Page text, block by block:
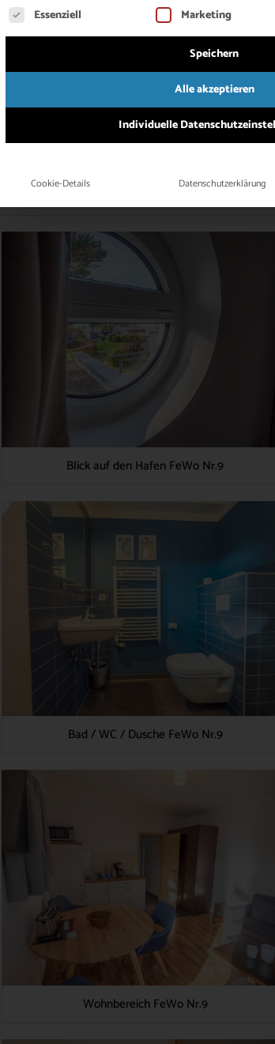
Blick auf den Hafen FeWo Nr.9
Bad / WC / Dusche FeWo Nr.9
Wohnbereich FeWo Nr.9
Es folgt eine Liste der Service-Gruppen, für die
Essenziell Marketing
Speichern
Alle akzeptieren
Individuelle
Cookie-Details Datenschutzerklärung